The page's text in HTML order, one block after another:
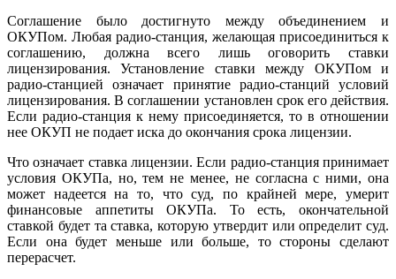
Соглашение было достигнуто между объединением и
ОКУПом. Любая радио-станция, желающая присоединиться к
соглашению, должна всего лишь оговорить ставки
лицензирования. Установление ставки между ОКУПом и
радио-станцией означает принятие радио-станций условий
лицензирования. В соглашении установлен срок его действия.
Если радио-станция к нему присоединяется, то в отношении
нее ОКУП не подает иска до окончания срока лицензии.
Что означает ставка лицензии. Если радио-станция принимает
условия ОКУПа, но, тем не менее, не согласна с ними, она
может надеется на то, что суд, по крайней мере, умерит
финансовые аппетиты ОКУПа. То есть, окончательной
ставкой будет та ставка, которую утвердит или определит суд.
Если она будет меньше или больше, то стороны сделают
перерасчет.